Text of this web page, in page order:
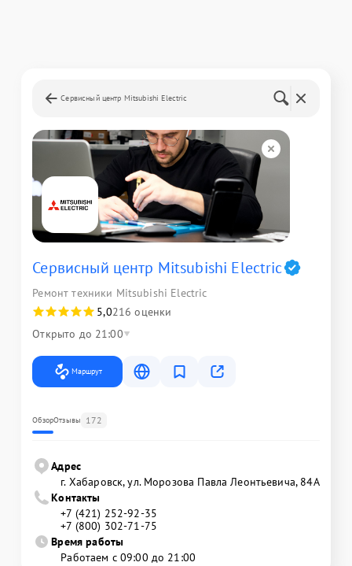
Сервисный центр Mitsubishi Electric
Сервисный центр Mitsubishi Electric
Ремонт техники Mitsubishi Electric
5,0216 оценки
Открыто до 21:00
Маршрут
ОбзорОтзывы 172
Адрес
г. Хабаровск, ул. Морозова Павла Леонтьевича, 84А
Контакты
+7 (421) 252-92-35
+7 (800) 302-71-75
Время работы
Работаем с 09:00 до 21:00